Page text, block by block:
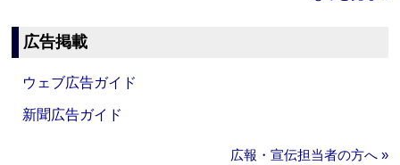
広告掲載
ウェブ広告ガイド
新聞広告ガイド
広報・宣伝担当者の方へ »